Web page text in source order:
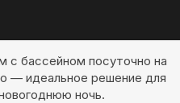
с бассейном посуточно на
— идеальное решение для
ночь.